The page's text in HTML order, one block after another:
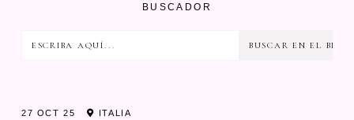
BUSCADOR
27 OCT 25 ITALIA